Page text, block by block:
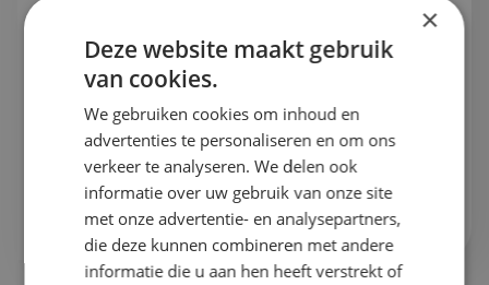
Projectleider schoolreizen & Finance
Gaan we samen aan de slag?
Bel mij op076 522 30 57
Of stuur mijeen e-mail
×
Deze website maakt gebruik
van cookies.
We gebruiken cookies om inhoud en
advertenties te personaliseren en om ons
verkeer te analyseren. We delen ook
informatie over uw gebruik van onze site
met onze advertentie- en analysepartners,
die deze kunnen combineren met andere
informatie die u aan hen heeft verstrekt of